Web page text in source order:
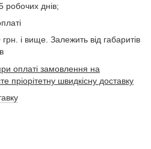
робочих днів;
грн. і вище. Залежить від габаритів
оплаті замовлення на
швидкісну доставку